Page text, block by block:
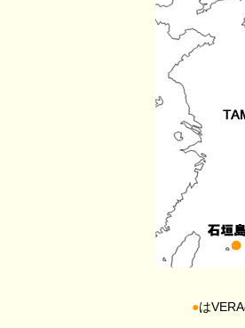
●はVERA